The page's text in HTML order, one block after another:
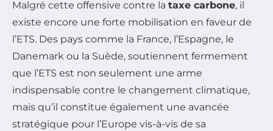
Malgré cette offensive contre la taxe carbone, il
existe encore une forte mobilisation en faveur de
l’ETS. Des pays comme la France, l’Espagne, le
Danemark ou la Suède, soutiennent fermement
que l’ETS est non seulement une arme
indispensable contre le changement climatique,
mais qu’il constitue également une avancée
stratégique pour l’Europe vis-à-vis de sa